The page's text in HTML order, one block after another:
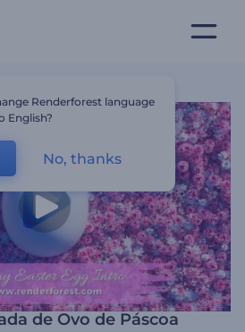
de Ovo de Páscoa
Renderforest language
English?
No, thanks